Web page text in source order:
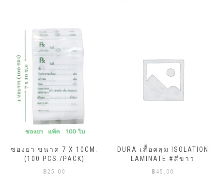
ซองยา ขนาด 7 X 10CM.
(100 PCS./PACK)
฿25.00
DURA เสื้อคลุม ISOLATION
LAMINATE #สีขาว
฿ 45.00